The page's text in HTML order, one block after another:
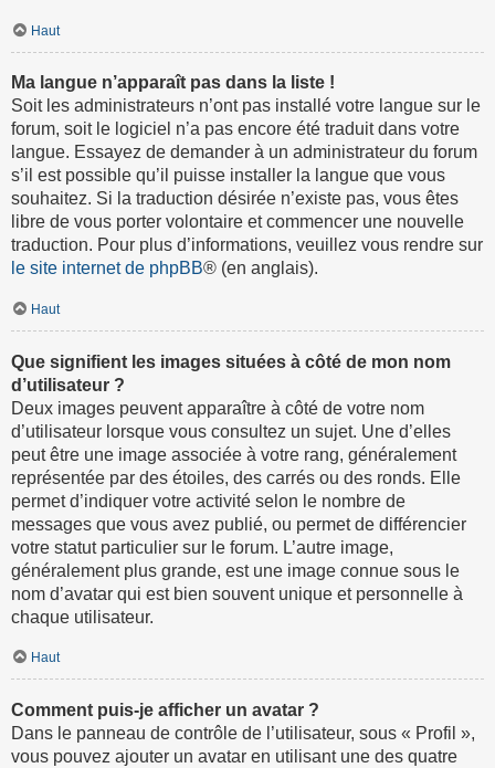
Haut
Ma langue n’apparaît pas dans la liste !
Soit les administrateurs n’ont pas installé votre langue sur le
forum, soit le logiciel n’a pas encore été traduit dans votre
langue. Essayez de demander à un administrateur du forum
s’il est possible qu’il puisse installer la langue que vous
souhaitez. Si la traduction désirée n’existe pas, vous êtes
libre de vous porter volontaire et commencer une nouvelle
traduction. Pour plus d’informations, veuillez vous rendre sur
le site internet de phpBB® (en anglais).
Haut
Que signifient les images situées à côté de mon nom
d’utilisateur ?
Deux images peuvent apparaître à côté de votre nom
d’utilisateur lorsque vous consultez un sujet. Une d’elles
peut être une image associée à votre rang, généralement
représentée par des étoiles, des carrés ou des ronds. Elle
permet d’indiquer votre activité selon le nombre de
messages que vous avez publié, ou permet de différencier
votre statut particulier sur le forum. L’autre image,
généralement plus grande, est une image connue sous le
nom d’avatar qui est bien souvent unique et personnelle à
chaque utilisateur.
Haut
Comment puis-je afficher un avatar ?
Dans le panneau de contrôle de l’utilisateur, sous « Profil »,
vous pouvez ajouter un avatar en utilisant une des quatre